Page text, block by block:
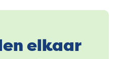
elkaar